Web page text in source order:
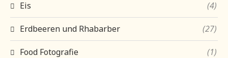
Eis (4)
Erdbeeren und Rhabarber (27)
Food Fotografie (1)